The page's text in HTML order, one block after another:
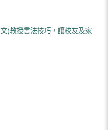
)教授書法技巧，讓校友及家